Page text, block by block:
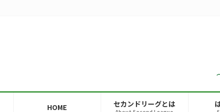
HOME セカンドリーグとは